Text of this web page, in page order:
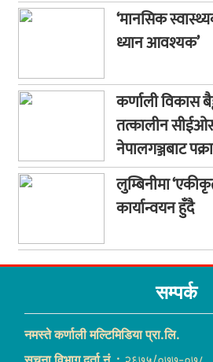
‘मानसिक
ध्यान आवश्यक’
कर्णाली विकास
तत्कालीन
नेपालगञ्जबाट
लुम्बिनीमा
कार्यान्वयन हुँदै
सम्पर्क
नमस्ते कर्णाली मल्टिमिडिया प्रा.लि.